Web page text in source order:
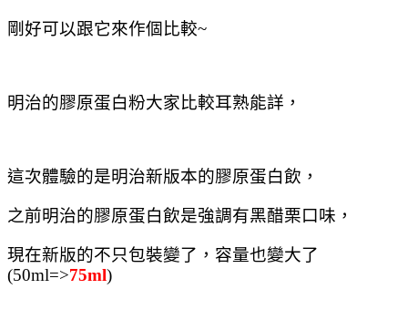
剛好可以跟它來作個比較~
明治的膠原蛋白粉大家比較耳熟能詳，
這次體驗的是明治新版本的膠原蛋白飲，
之前明治的膠原蛋白飲是強調有黑醋栗口味，
現在新版的不只包裝變了，容量也變大了
(50ml=>75ml)